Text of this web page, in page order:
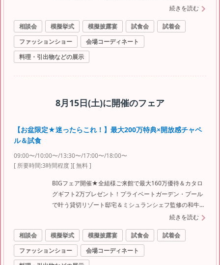
続きを読む
相談会 模擬挙式 模擬披露宴 試食会
試着会
ファッションショー
会場コーディネート
料理・引出物などの展示
8月15日(土)に開催のフェア
【お盆限定★迷ったらこれ！】最大200万特典×開放感チャペ
ル＆試食
09:00〜/10:00〜/13:30〜/17:00〜/18:00〜
[ 所要時間:3時間程度][ 無料 ]
BIGフェア開催★全組様ご来館で最大160万優待＆カタロ
グギフト2万プレゼント！プライベートガーデン・プール
で叶う貸切リゾート邸宅＆ミシュランシェフ監修の和牛オ
続きを読む
相談会 模擬挙式 模擬披露宴 試食会
試着会
ファッションショー
会場コーディネート